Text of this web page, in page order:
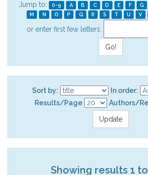
Jump to: 0-9 A B C D E F G
M
N O P Q R S T U V
or enter first few letters:
Sort by:
In order:
Results/Page
Authors/
Showing results 1